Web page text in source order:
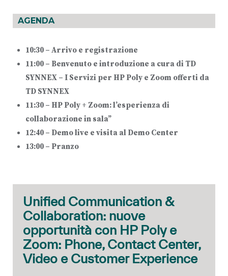
AGENDA
10:30 – Arrivo e registrazione
11:00 – Benvenuto e introduzione a cura di TD
SYNNEX – I Servizi per HP Poly e Zoom offerti da
TD SYNNEX
11:30 – HP Poly + Zoom: l’esperienza di
collaborazione in sala”
12:40 – Demo live e visita al Demo Center
13:00 – Pranzo
Unified Communication &
Collaboration: nuove
opportunità con HP Poly e
Zoom: Phone, Contact Center,
Video e Customer Experience